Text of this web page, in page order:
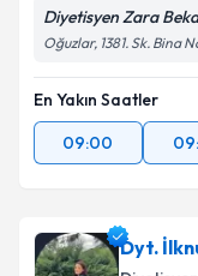
Diyetisyen Zara
Oğuzlar, 1381. Sk. Bina
En Yakın Saatler
09:00
Dyt.